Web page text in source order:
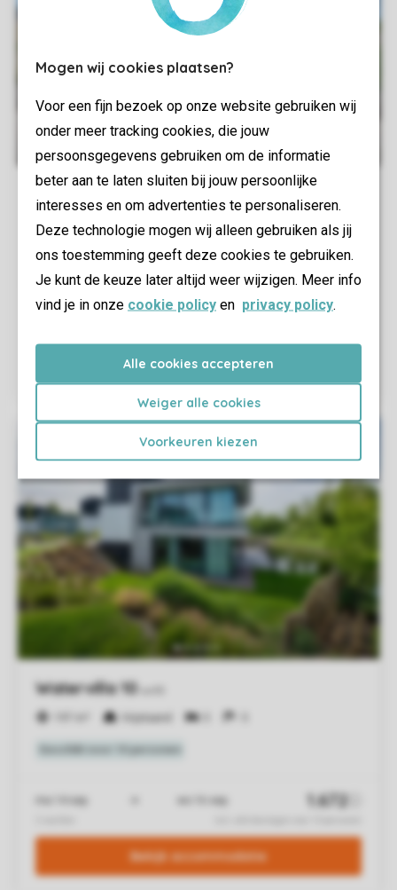
Mogen wij cookies plaatsen?
Voor een fijn bezoek op onze website gebruiken wij
onder meer tracking cookies, die jouw
persoonsgegevens gebruiken om de informatie
beter aan te laten sluiten bij jouw persoonlijke
interesses en om advertenties te personaliseren.
Deze technologie mogen wij alleen gebruiken als jij
ons toestemming geeft deze cookies te gebruiken.
Je kunt de keuze later altijd weer wijzigen. Meer info
vind je in onze cookie policy en privacy policy.
Alle cookies accepteren
Weiger alle cookies
Voorkeuren kiezen